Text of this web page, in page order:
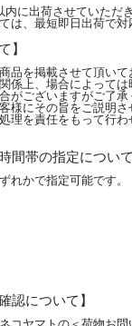
内に出荷させていただ
は、最短即日出荷で
】
品を掲載させて頂い
係上、場合によって
がございますがご了承
様にその旨をご説明
理を責任をもって行わ
間帯の指定について
れかで指定可能です。
認について】